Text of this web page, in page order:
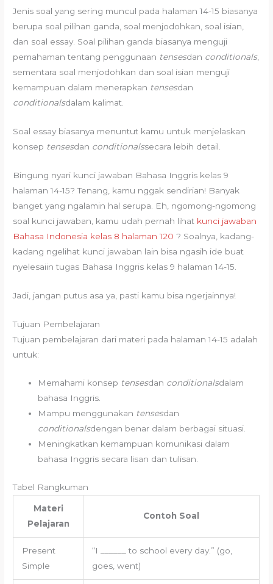
Jenis soal yang sering muncul pada halaman 14-15 biasanya
berupa soal pilihan ganda, soal menjodohkan, soal isian,
dan soal essay. Soal pilihan ganda biasanya menguji
pemahaman tentang penggunaan tensesdan conditionals,
sementara soal menjodohkan dan soal isian menguji
kemampuan dalam menerapkan tensesdan
conditionalsdalam kalimat.
Soal essay biasanya menuntut kamu untuk menjelaskan
konsep tensesdan conditionalssecara lebih detail.
Bingung nyari kunci jawaban Bahasa Inggris kelas 9
halaman 14-15? Tenang, kamu nggak sendirian! Banyak
banget yang ngalamin hal serupa. Eh, ngomong-ngomong
soal kunci jawaban, kamu udah pernah lihat kunci jawaban
Bahasa Indonesia kelas 8 halaman 120 ? Soalnya, kadang-
kadang ngelihat kunci jawaban lain bisa ngasih ide buat
nyelesaiin tugas Bahasa Inggris kelas 9 halaman 14-15.
Jadi, jangan putus asa ya, pasti kamu bisa ngerjainnya!
Tujuan Pembelajaran
Tujuan pembelajaran dari materi pada halaman 14-15 adalah
untuk:
Memahami konsep tensesdan conditionalsdalam
bahasa Inggris.
Mampu menggunakan tensesdan
conditionalsdengan benar dalam berbagai situasi.
Meningkatkan kemampuan komunikasi dalam
bahasa Inggris secara lisan dan tulisan.
Tabel Rangkuman
Materi
Pelajaran
Contoh Soal
Present
Simple
“I ______ to school every day.” (go,
goes, went)